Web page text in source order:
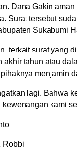
Dana Gakin
Surat tersebut
Sukabumi
terkait surat yang
akhir tahun atau
menjamin
lagi. Bahwa
kewenangan kami
Robbi